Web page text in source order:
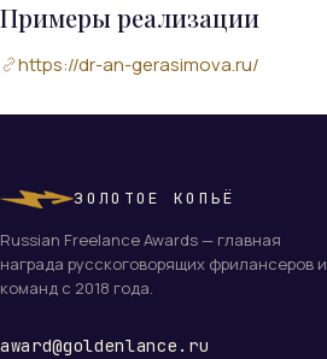
Примеры реализации
https://dr-an-gerasimova.ru/
ЗОЛОТОЕ КОПЬЁ
Russian Freelance Awards — главная
награда русскоговорящих фрилансеров и
команд с 2018 года.
award@goldenlance.ru